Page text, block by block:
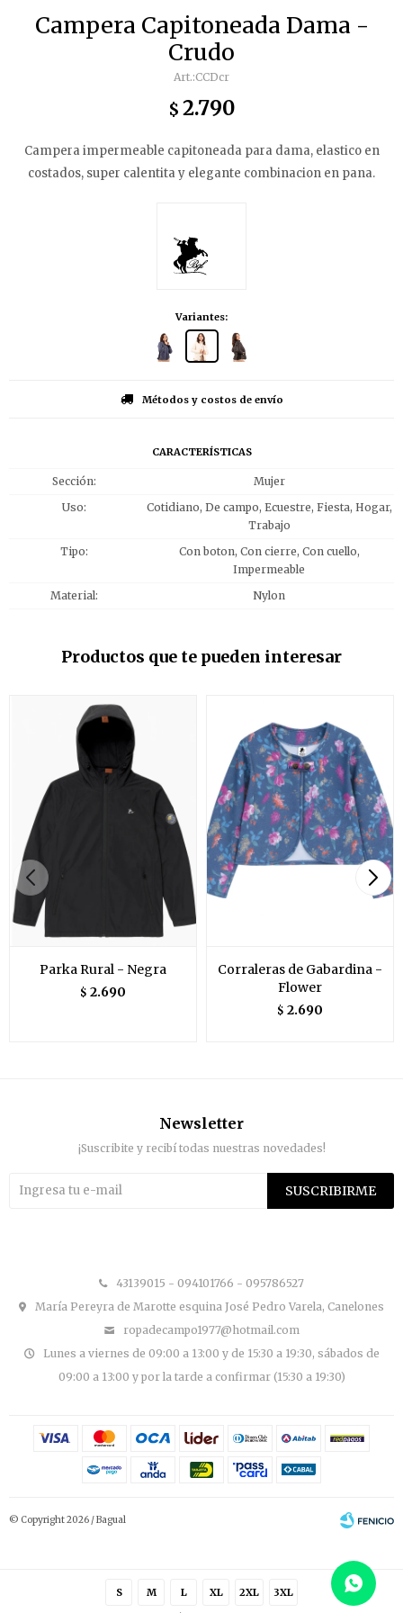
Campera Capitoneada Dama -
Crudo
CCDcr
$ 2.790
Campera impermeable capitoneada para dama, elastico en
costados, super calentita y elegante combinacion en pana.
Variantes:
S M L XL 2XL 3XL
Métodos y costos de envío
CARACTERÍSTICAS
Sección
Mujer
Uso
Cotidiano, De campo, Ecuestre, Fiesta, Hogar,
Trabajo
Tipo
Con boton, Con cierre, Con cuello,
Impermeable
Material
Nylon
Productos que te pueden interesar
Parka Rural - Negra
$ 2.690
Corraleras de Gabardina -
Flower
$ 2.690
43139015 - 094101766 - 095786527
María Pereyra de Marotte esquina José Pedro Varela, Canelones
ropadecampo1977@hotmail.com
Lunes a viernes de 09:00 a 13:00 y de 15:30 a 19:30, sábados de
09:00 a 13:00 y por la tarde a confirmar (15:30 a 19:30)
Newsletter
¡Suscribite y recibí todas nuestras novedades!
SUSCRIBIRME
© Copyright 2026 / Bagual